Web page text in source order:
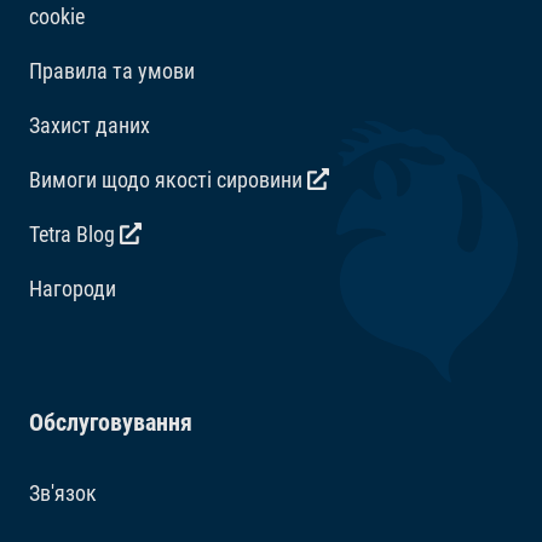
cookie
Правила та умови
Захист даних
Вимоги щодо якості сировини
Tetra Blog
Hагороди
Обслуговування
Зв'язок